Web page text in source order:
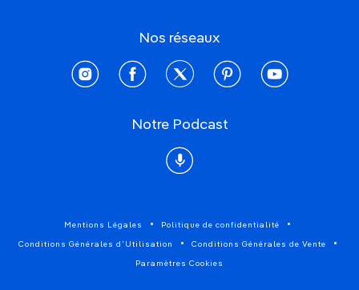
Nos réseaux
instagramfacebooktwitter pinterestyoutube
Notre Podcast
Podcast
Mentions Légales Politique de confidentialité
Conditions Générales d'Utilisation Conditions Générales de Vente
Paramètres Cookies